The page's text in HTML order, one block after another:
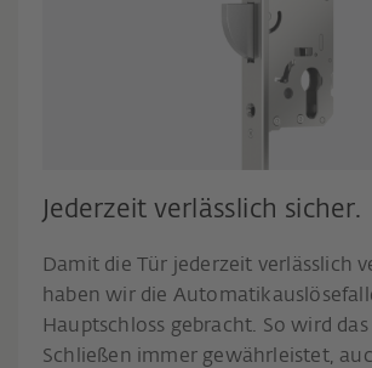
Jederzeit verlässlich sicher.
Damit die Tür jederzeit verlässlich
haben wir die
Hauptschloss gebracht. So wird
Schließen immer gewährleistet,